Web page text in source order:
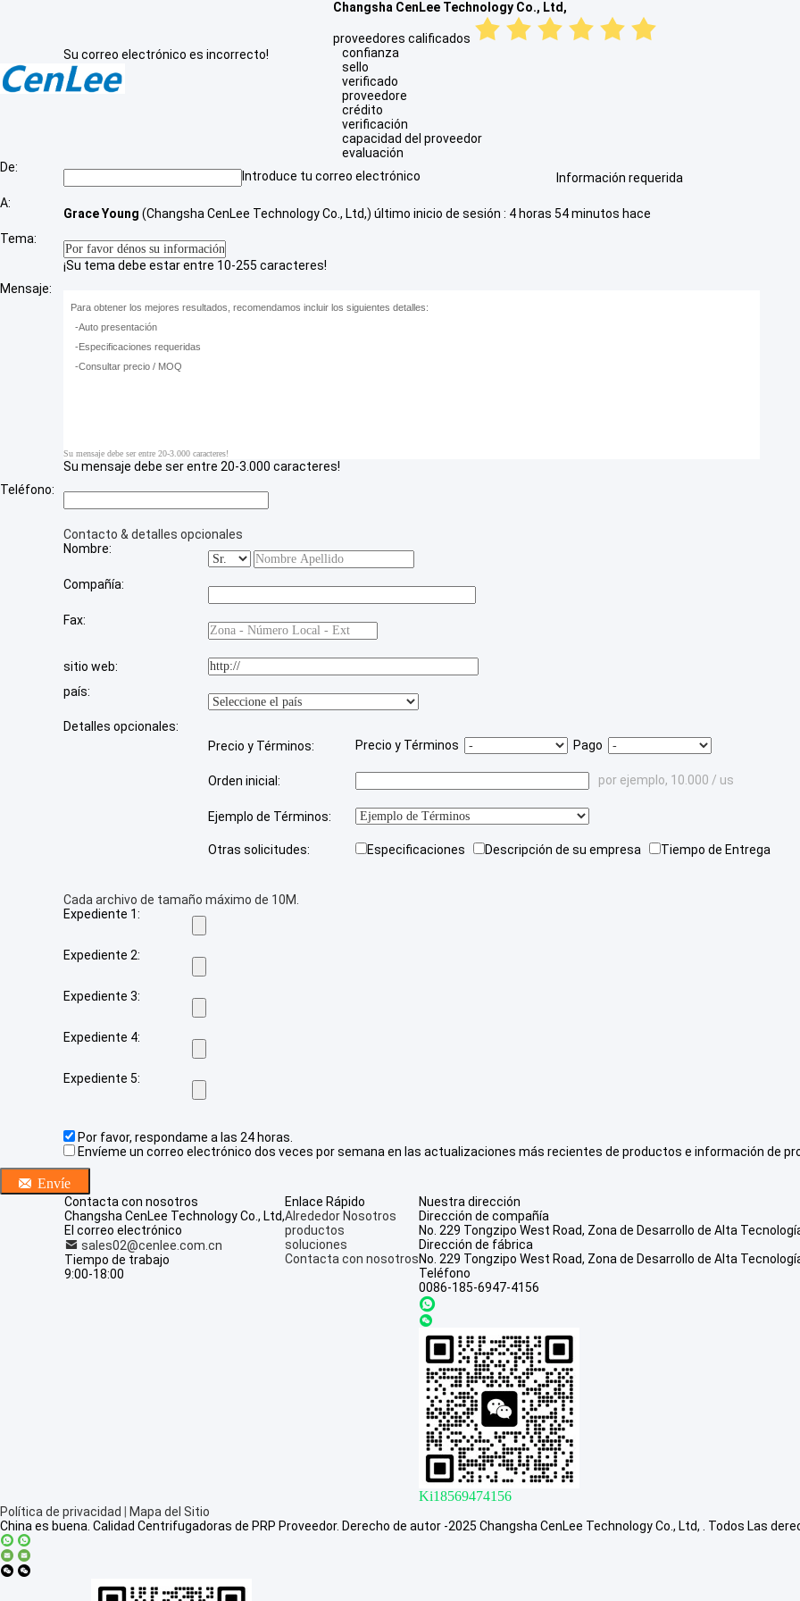
Changsha CenLee Technology Co., Ltd,
proveedores calificados
confianza
sello
verificado
proveedore
crédito
verificación
capacidad del proveedor
evaluación
De:
Introduce tu correo electrónico
Su correo electrónico es incorrecto!
Información requerida
A:
Grace Young (Changsha CenLee Technology Co., Ltd,) último inicio de sesión : 4 horas 54 minutos hace
Tema:
¡Su tema debe estar entre 10-255 caracteres!
Mensaje:
Su mensaje debe ser entre 20-3.000 caracteres!
Su mensaje debe ser entre 20-3.000 caracteres!
Teléfono:
Contacto & detalles opcionales
Nombre:
Compañía:
Fax:
sitio web:
país:
Detalles opcionales:
Precio y Términos:
Precio y Términos Pago
Orden inicial: por ejemplo, 10.000 / us
Ejemplo de Términos:
Otras solicitudes: Especificaciones Descripción de su empresa Tiempo de Entrega
Cada archivo de tamaño máximo de 10M.
Expediente 1:
Expediente 2:
Expediente 3:
Expediente 4:
Expediente 5:
Por favor, respondame a las 24 horas.
Envíeme un correo electrónico dos veces por semana en las actualizaciones más recientes de productos e información de
Contacta con nosotros
Changsha CenLee Technology Co., Ltd,
El correo electrónico
sales02@cenlee.com.cn
Tiempo de trabajo
9:00-18:00
Enlace Rápido
Alrededor Nosotros
productos
soluciones
Contacta con nosotros
Nuestra dirección
Dirección de compañía
No. 229 Tongzipo West Road, Zona de Desarrollo de Alta
Dirección de fábrica
No. 229 Tongzipo West Road, Zona de Desarrollo de Alta
Teléfono
0086-185-6947-4156
Ki18569474156
Política de privacidad
Mapa del Sitio
China es buena. Calidad Centrifugadoras de PRP Proveedor. Derecho de autor -2025 Changsha CenLee Technology Co., Ltd, . Todos Las